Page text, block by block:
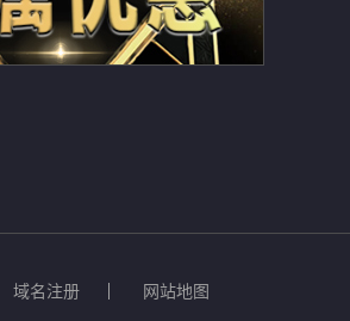
域名注册 网站地图